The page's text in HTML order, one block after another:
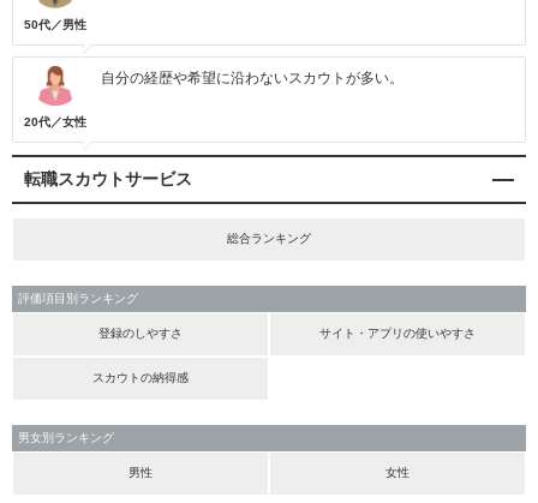
50代／男性
20代／女性
自分の経歴や希望に沿わないスカウトが多い。
転職スカウトサービス
総合ランキング
評価項目別ランキング
登録のしやすさ サイト・アプリの使いやすさ
スカウトの納得感
男女別ランキング
男性 女性